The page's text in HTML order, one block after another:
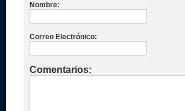
Nombre:
Correo Electrónico:
Comentarios: